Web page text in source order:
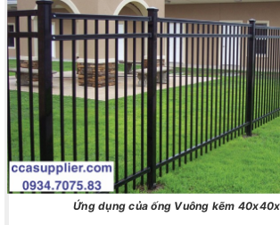
Ứng dụng của ống Vuông kẽm